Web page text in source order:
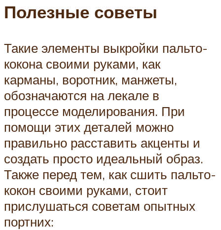
Полезные советы
Такие элементы выкройки пальто-
кокона своими руками, как
карманы, воротник, манжеты,
обозначаются на лекале в
процессе моделирования. При
помощи этих деталей можно
правильно расставить акценты и
создать просто идеальный образ.
Также перед тем, как сшить пальто-
кокон своими руками, стоит
прислушаться советам опытных
портних: